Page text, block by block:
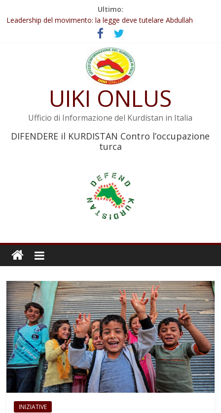
Ultimo:
Abdullah Öcalan: Le legge negativa deve essere trasformata in
legge positiva
Leadership del movimento: la legge deve tutelare Abdullah
Öcalan e l’intero movimento
Commissione donne del KNK: Şengal è di nuovo sotto minaccia
Non tenere conto della situazione di Rêber Apo ostacolerebbe
Il KNK chiede un’azione internazionale contro i crimini di guerra
UIKI ONLUS
Ufficio di Informazione del Kurdistan in Italia
DIFENDERE il KURDISTAN Contro l’occupazione
turca
INIZIATIVE